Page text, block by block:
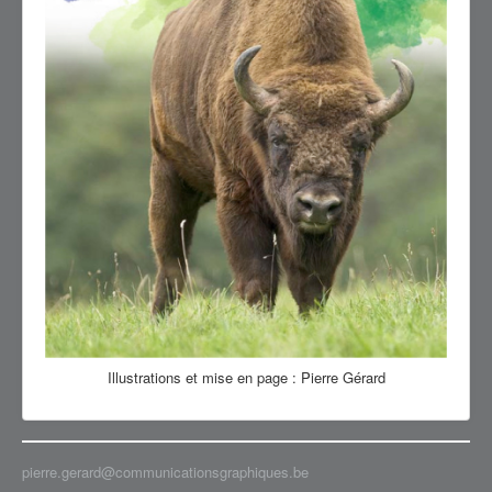
#60d495
#c57e58
#f6cf00
#e2dbb5
#7d8ca6
#be3938
#ae8020
#a36c05
#3472bf
#7c513b
#06d144
#10c51d
#4125ab
#235b72
Illustrations et mise en page : Pierre Gérard
pierre.gerard@communicationsgraphiques.be